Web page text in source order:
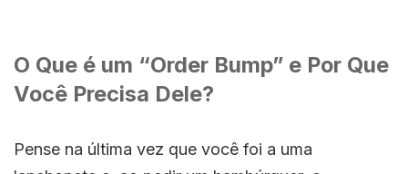
O Que é um “Order Bump” e Por Que
Você Precisa Dele?
Pense na última vez que você foi a uma